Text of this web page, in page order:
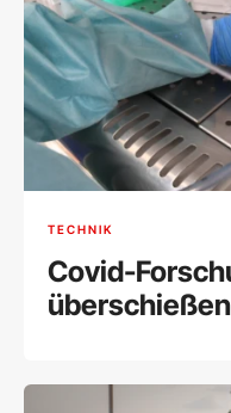
TECHNIK
Covid-